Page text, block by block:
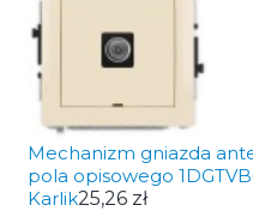
Mechanizm gniazda
pola opisowego
Karlik25,26 zł